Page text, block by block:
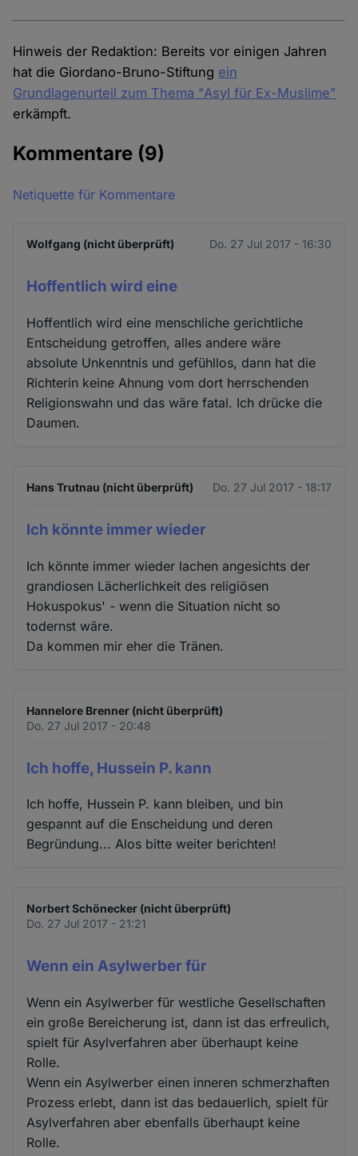
Hinweis der Redaktion: Bereits vor einigen Jahren
hat die Giordano-Bruno-Stiftung ein
Grundlagenurteil zum Thema "Asyl für Ex-Muslime"
erkämpft.
Kommentare (9)
Netiquette für Kommentare
Wolfgang (nicht überprüft) Do. 27 Jul 2017 - 16:30
Hoffentlich wird eine
Hoffentlich wird eine menschliche gerichtliche
Entscheidung getroffen, alles andere wäre
absolute Unkenntnis und gefühllos, dann hat die
Richterin keine Ahnung vom dort herrschenden
Religionswahn und das wäre fatal. Ich drücke die
Daumen.
Hans Trutnau (nicht überprüft) Do. 27 Jul 2017 - 18:17
Ich könnte immer wieder
Ich könnte immer wieder lachen angesichts der
grandiosen Lächerlichkeit des religiösen
Hokuspokus' - wenn die Situation nicht so
todernst wäre.
Da kommen mir eher die Tränen.
Hannelore Brenner (nicht überprüft)
Do. 27 Jul 2017 - 20:48
Ich hoffe, Hussein P. kann
Ich hoffe, Hussein P. kann bleiben, und bin
gespannt auf die Enscheidung und deren
Begründung... Alos bitte weiter berichten!
Norbert Schönecker (nicht überprüft)
Do. 27 Jul 2017 - 21:21
Wenn ein Asylwerber für
Wenn ein Asylwerber für westliche Gesellschaften
ein große Bereicherung ist, dann ist das erfreulich,
spielt für Asylverfahren aber überhaupt keine
Rolle.
Wenn ein Asylwerber einen inneren schmerzhaften
Prozess erlebt, dann ist das bedauerlich, spielt für
Asylverfahren aber ebenfalls überhaupt keine
Rolle.